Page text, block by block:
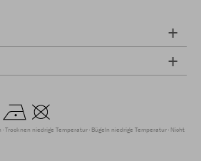
Trocknen niedrige Temperatur Bügeln niedrige Temperatur Nicht